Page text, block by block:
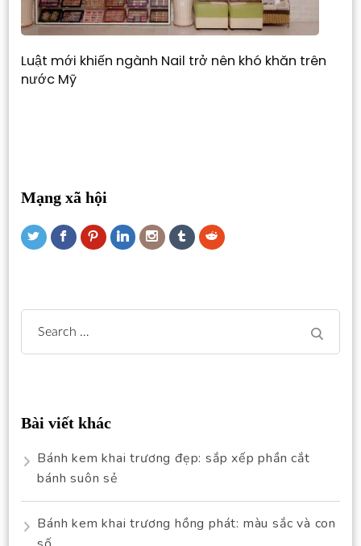
Luật mới khiến ngành Nail trở nên khó khăn trên
nước Mỹ
Mạng xã hội
Search
for:
Bài viết khác
Bánh kem khai trương đẹp: sắp xếp phần cắt
bánh suôn sẻ
Bánh kem khai trương hồng phát: màu sắc và con